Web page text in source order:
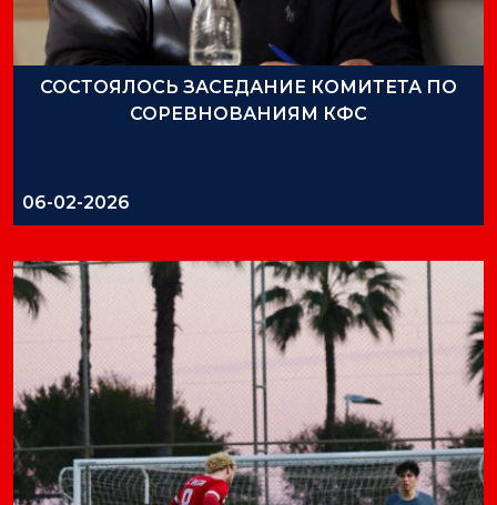
СОСТОЯЛОСЬ ЗАСЕДАНИЕ КОМИТЕТА ПО
СОРЕВНОВАНИЯМ КФС
06-02-2026